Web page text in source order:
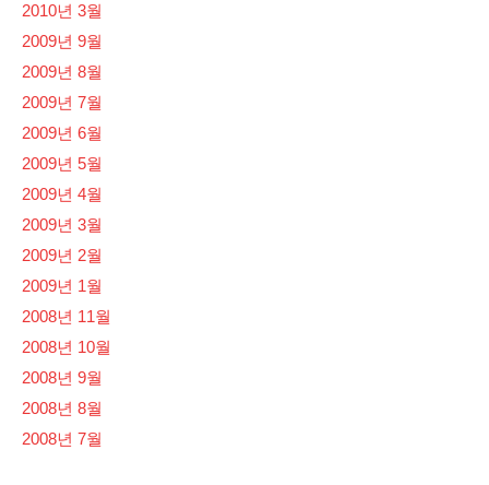
2010년 3월
2009년 9월
2009년 8월
2009년 7월
2009년 6월
2009년 5월
2009년 4월
2009년 3월
2009년 2월
2009년 1월
2008년 11월
2008년 10월
2008년 9월
2008년 8월
2008년 7월